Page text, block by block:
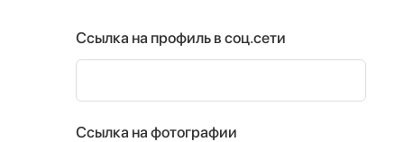
Ссылка на профиль в соц.сети
Ссылка на фотографии